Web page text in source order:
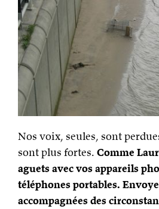
Nos voix, seules, sont
sont plus fortes. Comme
aguets avec vos appareils
téléphones portables.
accompagnées des